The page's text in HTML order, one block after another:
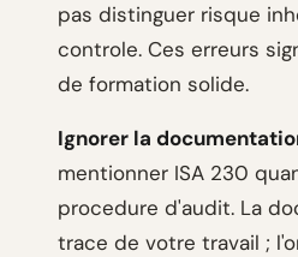
pas distinguer risque
controle. Ces erreurs
de formation solide.
Ignorer la
mentionner ISA 230
procedure d'audit. La
trace de votre travail ;